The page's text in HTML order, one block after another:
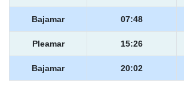
Bajamar 07:48
Pleamar 15:26
Bajamar 20:02